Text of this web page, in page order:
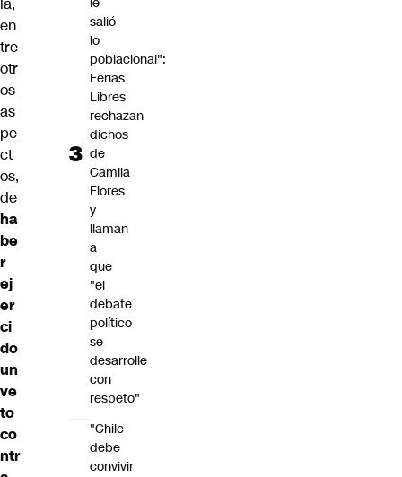
la,
en
tre
otr
os
as
pe
ct
os,
de
ha
be
r
ej
er
ci
do
un
ve
to
co
ntr
salió
lo
poblacional":
Ferias
Libres
rechazan
dichos
de
Camila
Flores
y
llaman
a
que
"el
debate
político
se
desarrolle
con
respeto"
"Chile
debe
convivir